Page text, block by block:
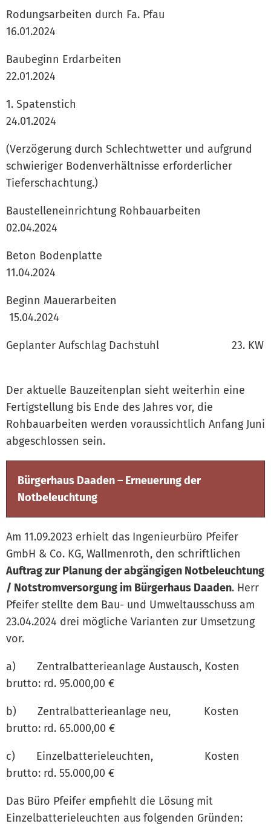
Rodungsarbeiten durch Fa. Pfau
16.01.2024
Baubeginn Erdarbeiten
22.01.2024
1. Spatenstich
24.01.2024
(Verzögerung durch Schlechtwetter und aufgrund
schwieriger Bodenverhältnisse erforderlicher
Tieferschachtung.)
Baustelleneinrichtung Rohbauarbeiten
02.04.2024
Beton Bodenplatte
11.04.2024
Beginn Mauerarbeiten
15.04.2024
Geplanter Aufschlag Dachstuhl 23. KW
Der aktuelle Bauzeitenplan sieht weiterhin eine
Fertigstellung bis Ende des Jahres vor, die
Rohbauarbeiten werden voraussichtlich Anfang Juni
abgeschlossen sein.
Bürgerhaus Daaden – Erneuerung der
Notbeleuchtung
Am 11.09.2023 erhielt das Ingenieurbüro Pfeifer
GmbH & Co. KG, Wallmenroth, den schriftlichen
Auftrag zur Planung der abgängigen Notbeleuchtung
/ Notstromversorgung im Bürgerhaus Daaden. Herr
Pfeifer stellte dem Bau- und Umweltausschuss am
23.04.2024 drei mögliche Varianten zur Umsetzung
vor.
a) Zentralbatterieanlage Austausch, Kosten
brutto: rd. 95.000,00 €
b) Zentralbatterieanlage neu, Kosten
brutto: rd. 65.000,00 €
c) Einzelbatterieleuchten, Kosten
brutto: rd. 55.000,00 €
Das Büro Pfeifer empfiehlt die Lösung mit
Einzelbatterieleuchten aus folgenden Gründen: